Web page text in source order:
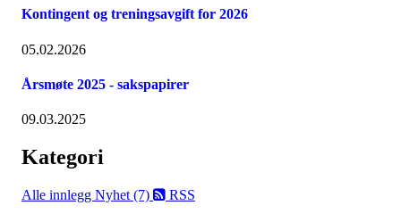
Kontingent og treningsavgift for 2026
05.02.2026
Årsmøte 2025 - sakspapirer
09.03.2025
Kategori
Alle innlegg Nyhet (7) RSS